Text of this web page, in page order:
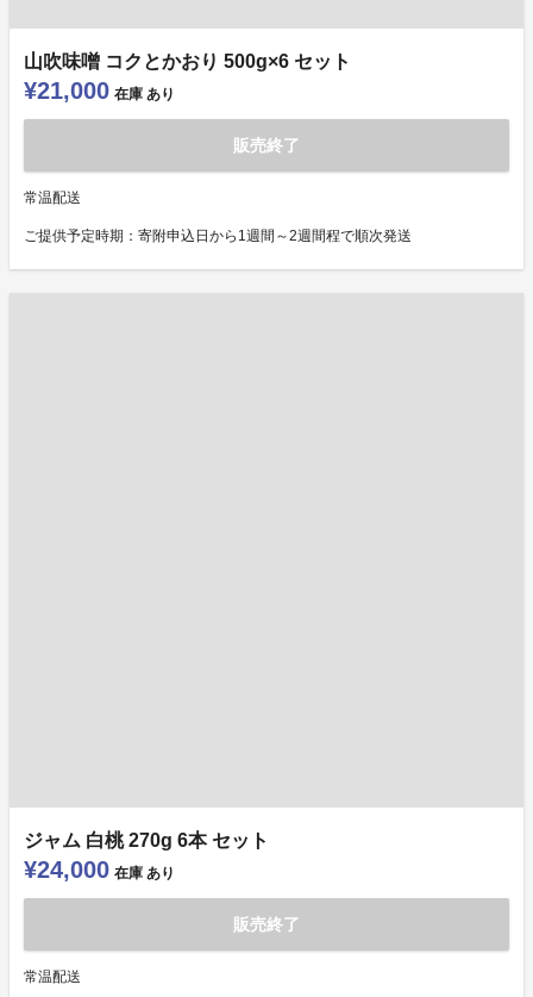
山吹味噌 コクとかおり 500g×6 セット
¥21,000 在庫 あり
販売終了
常温配送
ご提供予定時期：寄附申込日から1週間～2週間程で順次発送
ジャム 白桃 270g 6本 セット
¥24,000 在庫 あり
販売終了
常温配送